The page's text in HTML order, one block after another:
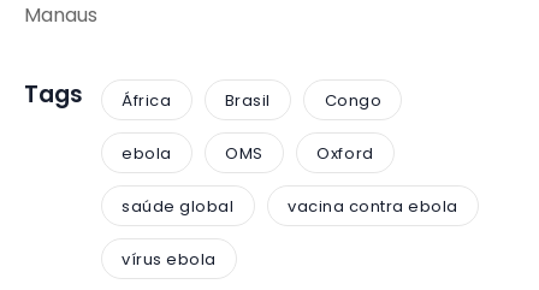
Manaus
Tags África Brasil Congo
ebola OMS Oxford
saúde global vacina contra ebola
vírus ebola